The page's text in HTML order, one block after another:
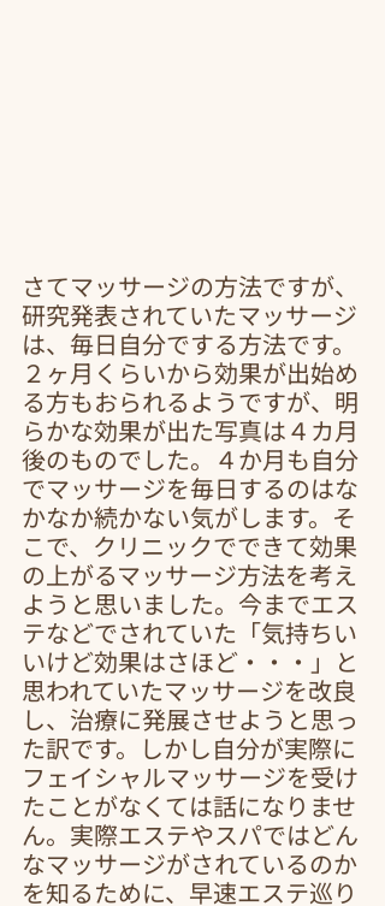
さてマッサージの方法ですが、
研究発表されていたマッサージ
は、毎日自分でする方法です。
２ヶ月くらいから効果が出始め
る方もおられるようですが、明
らかな効果が出た写真は４カ月
後のものでした。４か月も自分
でマッサージを毎日するのはな
かなか続かない気がします。そ
こで、クリニックでできて効果
の上がるマッサージ方法を考え
ようと思いました。今までエス
テなどでされていた「気持ちい
いけど効果はさほど・・・」と
思われていたマッサージを改良
し、治療に発展させようと思っ
た訳です。しかし自分が実際に
フェイシャルマッサージを受け
たことがなくては話になりませ
ん。実際エステやスパではどん
なマッサージがされているのか
を知るために、早速エステ巡り